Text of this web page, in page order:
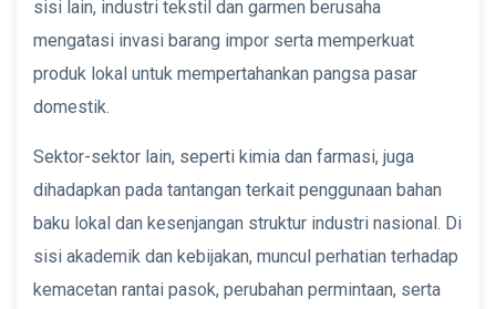
sisi lain, industri tekstil dan garmen berusaha
mengatasi invasi barang impor serta memperkuat
produk lokal untuk mempertahankan pangsa pasar
domestik.
Sektor-sektor lain, seperti kimia dan farmasi, juga
dihadapkan pada tantangan terkait penggunaan bahan
baku lokal dan kesenjangan struktur industri nasional. Di
sisi akademik dan kebijakan, muncul perhatian terhadap
kemacetan rantai pasok, perubahan permintaan, serta